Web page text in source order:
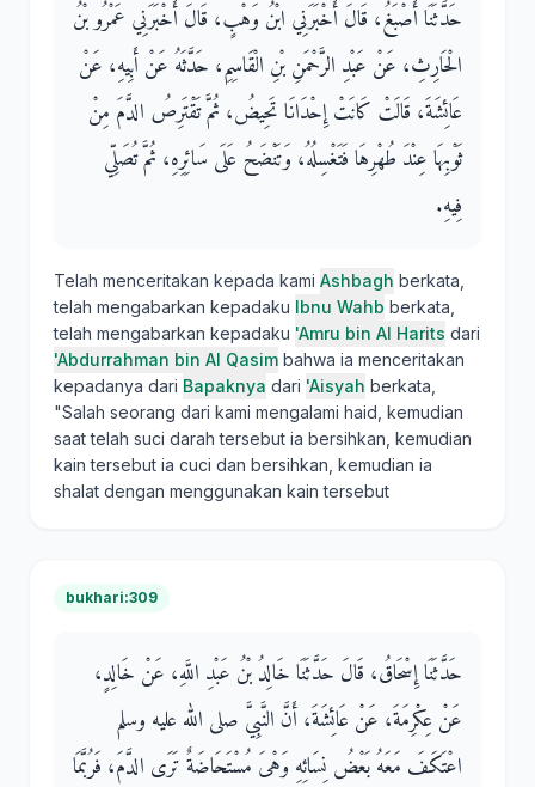
حَدَّثَنَا أَصْبَغُ، قَالَ أَخْبَرَنِي ابْنُ وَهْبٍ، قَالَ أَخْبَرَنِي عَمْرُو بْنُ
الْحَارِثِ، عَنْ عَبْدِ الرَّحْمَنِ بْنِ الْقَاسِمِ، حَدَّثَهُ عَنْ أَبِيهِ، عَنْ
عَائِشَةَ، قَالَتْ كَانَتْ إِحْدَانَا تَحِيضُ، ثُمَّ تَقْتَرِصُ الدَّمَ مِنْ
ثَوْبِهَا عِنْدَ طُهْرِهَا فَتَغْسِلُهُ، وَتَنْضَحُ عَلَى سَائِرِهِ، ثُمَّ تُصَلِّي
فِيهِ‏.‏
Telah menceritakan kepada kami Ashbagh berkata,
telah mengabarkan kepadaku Ibnu Wahb berkata,
telah mengabarkan kepadaku 'Amru bin Al Harits dari
'Abdurrahman bin Al Qasim bahwa ia menceritakan
kepadanya dari Bapaknya dari 'Aisyah berkata,
"Salah seorang dari kami mengalami haid, kemudian
saat telah suci darah tersebut ia bersihkan, kemudian
kain tersebut ia cuci dan bersihkan, kemudian ia
shalat dengan menggunakan kain tersebut
bukhari:309
حَدَّثَنَا إِسْحَاقُ، قَالَ حَدَّثَنَا خَالِدُ بْنُ عَبْدِ اللَّهِ، عَنْ خَالِدٍ،
عَنْ عِكْرِمَةَ، عَنْ عَائِشَةَ، أَنَّ النَّبِيَّ صلى الله عليه وسلم
اعْتَكَفَ مَعَهُ بَعْضُ نِسَائِهِ وَهْىَ مُسْتَحَاضَةٌ تَرَى الدَّمَ، فَرُبَّمَا